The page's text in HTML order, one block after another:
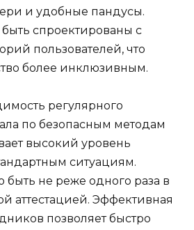
и удобные пандусы.
спроектированы с
пользователей, что
более инклюзивным.
регулярного
по безопасным методам
высокий уровень
ситуациям.
не реже одного раза в
аттестацией. Эффективная
позволяет быстро